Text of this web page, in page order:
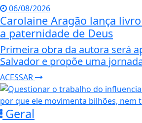
06/08/2026
Carolaine Aragão lança
a paternidade de Deus
Primeira obra da autora será
Salvador e propõe uma
ACESSAR
Geral